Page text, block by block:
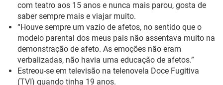
com teatro aos 15 anos e nunca mais parou, gosta de
sabersempre mais e viajar muito.
“Houve sempre um vazio de afetos, no sentido que o
modelo parental dos meus pais não assentava muito na
demonstração de afeto. As emoções não eram
verbalizadas, não havia uma educação de afetos.”
Estreou-se em televisão na telenovela Doce Fugitiva
(TVI) quando tinha 19 anos.